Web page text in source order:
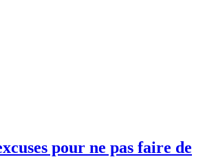
pour ne pas faire de